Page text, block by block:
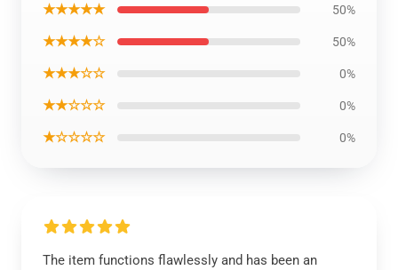
★★★★★ 50%
★★★★☆ 50%
★★★☆☆ 0%
★★☆☆☆ 0%
★☆☆☆☆ 0%
The item functions flawlessly and has been an